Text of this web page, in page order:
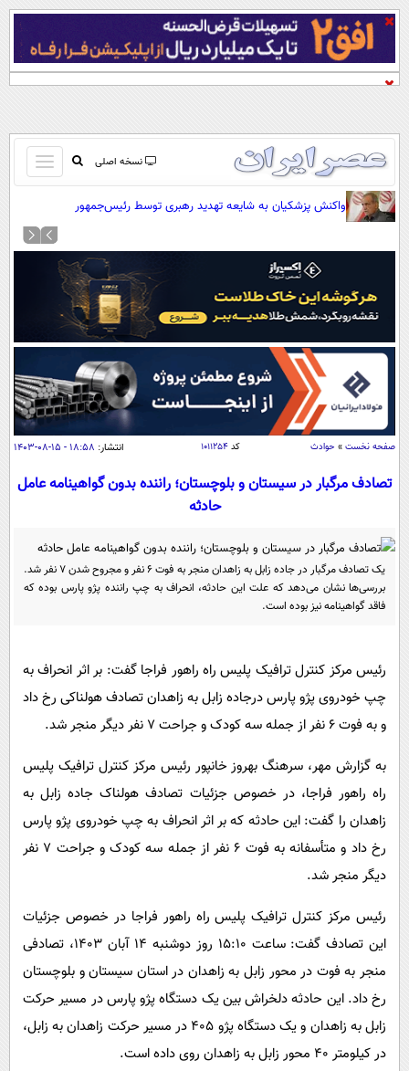
نسخه اصلی
باز
و
کردن
صفحه اول
آرشیو
نظرسنجی
آب و هوا
اوقات شرعی
سواد زندگی
اقتصاد
اقتصادی
خودرو
جامعه
اجتماعی
حوادث
سلامت
سفر و تفریح
ورزشی
بین الملل
سیاست خارجی
فرهنگ و هنر
علمی
اخبار کریپتو
گوناگون
سرگرمی
باشگاه مغز
مجله تصویری سلاح
فیلم
اقتصاد
ورزش
سیاست
سرگرمی
فناوری
حوادث
سلامت
فرهنگی
بین الملل
عصر ایران 2
داستان کوتاه
پیامک
روانشناسی
دانلود
آموزش زبان
واکنش پزشکیان به شایعه تهدید رهبری توسط رئیس‌جمهور
صفحه نخست » حوادث کد ۱۰۱۱۲۵۴ انتشار: ۱۸:۵۸ - ۱۵-۰۸-۱۴۰۳
تصادف مرگبار در سیستان و بلوچستان؛ راننده بدون گواهینامه عامل
حادثه
یک تصادف مرگبار در جاده زابل به زاهدان منجر به فوت 6 نفر و مجروح شدن 7 نفر شد.
بررسی‌ها نشان می‌دهد که علت این حادثه، انحراف به چپ راننده پژو پارس بوده که
فاقد گواهینامه نیز بوده است.
رئیس مرکز کنترل ترافیک پلیس راه راهور فراجا گفت: بر اثر انحراف به
چپ خودروی پژو پارس درجاده زابل به زاهدان تصادف هولناکی رخ داد
و به فوت ۶ نفر از جمله سه کودک و جراحت ۷ نفر دیگر منجر شد.
به گزارش مهر، سرهنگ بهروز خانپور رئیس مرکز کنترل ترافیک پلیس
راه راهور فراجا، در خصوص جزئیات تصادف هولناک جاده زابل به
زاهدان را گفت: این حادثه که بر اثر انحراف به چپ خودروی پژو پارس
رخ داد و متأسفانه به فوت ۶ نفر از جمله سه کودک و جراحت ۷ نفر
دیگر منجر شد.
رئیس مرکز کنترل ترافیک پلیس راه راهور فراجا در خصوص جزئیات
این تصادف گفت: ساعت ۱۵:۱۰ روز دوشنبه ۱۴ آبان ۱۴۰۳، تصادفی
منجر به فوت در محور زابل به زاهدان در استان سیستان و بلوچستان
رخ داد. این حادثه دلخراش بین یک دستگاه پژو پارس در مسیر حرکت
زابل به زاهدان و یک دستگاه پژو ۴۰۵ در مسیر حرکت زاهدان به زابل،
در کیلومتر ۴۰ محور زابل به زاهدان روی داده است.